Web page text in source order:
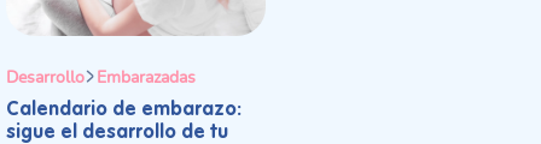
Desarrollo Embarazadas
Calendario de embarazo:
sigue el desarrollo de tu